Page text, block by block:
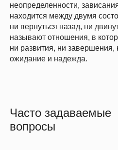
неопределенности,
находится между двумя
ни вернуться назад, ни
называют отношения, в
ни развития, ни
ожидание и надежда.
Часто задаваемые
вопросы